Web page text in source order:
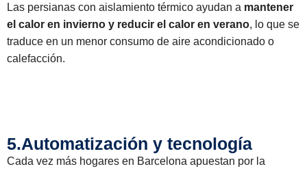
Las persianas con aislamiento térmico ayudan a mantener
el calor en invierno y reducir el calor en verano, lo que se
traduce en un menor consumo de aire acondicionado o
calefacción.
5.Automatización y tecnología
Cada vez más hogares en Barcelona apuestan por la